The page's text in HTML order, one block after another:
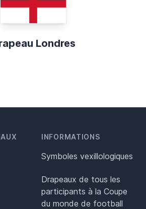
Londres
INFORMATIONS
Symboles vexillologiques
Drapeaux de tous les
participants à la Coupe
du monde de football